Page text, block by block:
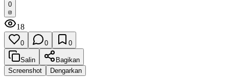
0
18
0 0 0
Salin
Bagikan
Screenshot
Dengarkan